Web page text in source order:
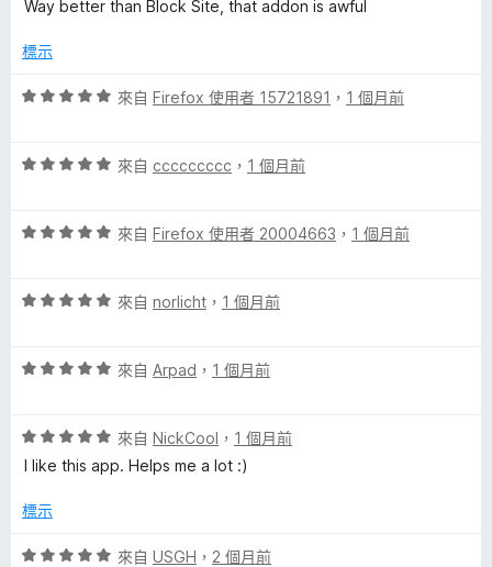
分
分
滿
分
Way better than Block Site, that addon is awful
標示
評
分
分
來自 Firefox 使用者 15721891 ， 1 個月前
評
分
分
來自 ccccccccc ， 1 個月前
評
分
分
來自 Firefox 使用者 20004663 ， 1 個月前
評
分
分
5
來自 norlicht ， 1 個月前
評
分
，
分
分
來自 Arpad ， 1 個月前
評
價
分
滿
來自 NickCool ， 1 個月前
I like this app. Helps me a lot :)
標示
評
來自 USGH ， 2 個月前